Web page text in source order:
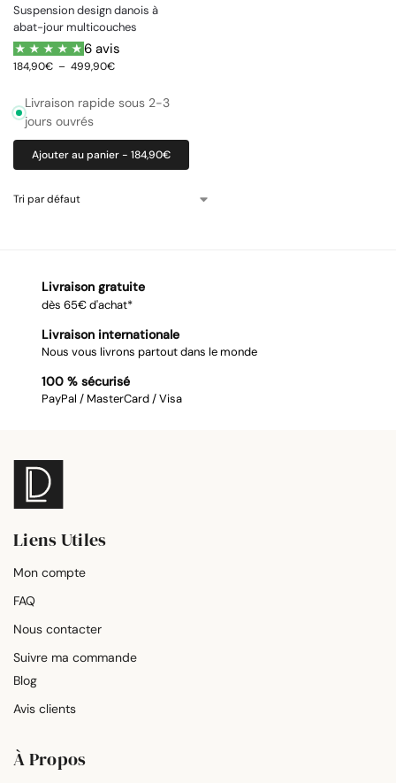
Suspension design danois à
abat-jour multicouches
6 avis
184,90€ – 499,90€
Livraison rapide sous 2-3
jours ouvrés
Ajouter au panier - 184,90€
Livraison gratuite
dès 65€ d'achat*
Livraison internationale
Nous vous livrons partout dans le monde
100 % sécurisé
PayPal / MasterCard / Visa
Liens Utiles
Mon compte
FAQ
Nous contacter
Suivre ma commande
Blog
Avis clients
À Propos